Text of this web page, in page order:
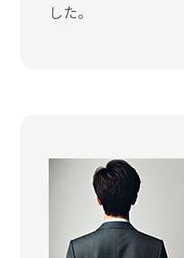
した。